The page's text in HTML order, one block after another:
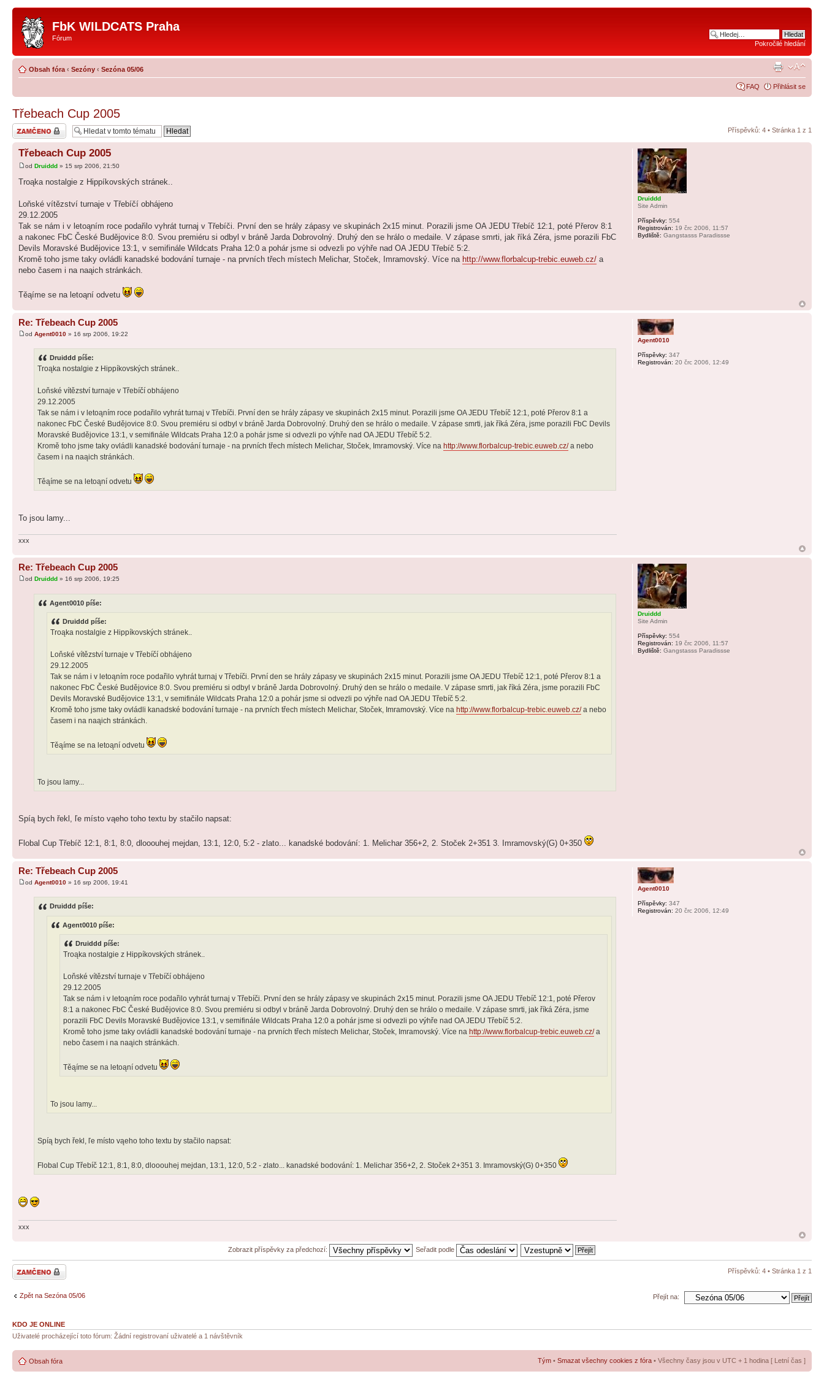
FbK WILDCATS Praha
Fórum
Pokročilé hledání
Obsah fóra ‹ Sezóny ‹ Sezóna 05/06
FAQ Přihlásit se
Třebeach Cup 2005
Téma uzamknuto Příspěvků: 4 • Stránka 1 z 1
Třebeach Cup 2005
od Druiddd » 15 srp 2006, 21:50
Troąka nostalgie z Hippíkovských stránek..
Loňské vítězství turnaje v Třebíčí obhájeno
29.12.2005
Tak se nám i v letoąním roce podařilo vyhrát turnaj v Třebíči. První den se hrály zápasy ve skupinách 2x15 minut. Porazili jsme OA JEDU Třebíč 12:1, poté Přerov 8:1
a nakonec FbC České Budějovice 8:0. Svou premiéru si odbyl v bráně Jarda Dobrovolný. Druhý den se hrálo o medaile. V zápase smrti, jak říká Zéra, jsme porazili FbC
Devils Moravské Budějovice 13:1, v semifinále Wildcats Praha 12:0 a pohár jsme si odvezli po výhře nad OA JEDU Třebíč 5:2.
Kromě toho jsme taky ovládli kanadské bodování turnaje - na prvních třech místech Melichar, Stoček, Imramovský. Více na http://www.florbalcup-trebic.euweb.cz/ a
nebo časem i na naąich stránkách.
Těąíme se na letoąní odvetu
Druiddd
Site Admin
Příspěvky: 554
Registrován: 19 črc 2006, 11:57
Bydliště: Gangstasss Paradissse
Re: Třebeach Cup 2005
od Agent0010 » 16 srp 2006, 19:22
Druiddd píše:
Troąka nostalgie z Hippíkovských stránek..
Loňské vítězství turnaje v Třebíčí obhájeno
29.12.2005
Tak se nám i v letoąním roce podařilo vyhrát turnaj v Třebíči. První den se hrály zápasy ve skupinách 2x15 minut. Porazili jsme OA JEDU Třebíč 12:1, poté Přerov 8:1 a
nakonec FbC České Budějovice 8:0. Svou premiéru si odbyl v bráně Jarda Dobrovolný. Druhý den se hrálo o medaile. V zápase smrti, jak říká Zéra, jsme porazili FbC Devils
Moravské Budějovice 13:1, v semifinále Wildcats Praha 12:0 a pohár jsme si odvezli po výhře nad OA JEDU Třebíč 5:2.
Kromě toho jsme taky ovládli kanadské bodování turnaje - na prvních třech místech Melichar, Stoček, Imramovský. Více na http://www.florbalcup-trebic.euweb.cz/a nebo
časem i na naąich stránkách.
Těąíme se na letoąní odvetu
To jsou lamy...
xxx
Agent0010
Příspěvky: 347
Registrován: 20 črc 2006, 12:49
Re: Třebeach Cup 2005
od Druiddd » 16 srp 2006, 19:25
Agent0010 píše:
Druiddd píše:
Troąka nostalgie z Hippíkovských stránek..
Loňské vítězství turnaje v Třebíčí obhájeno
29.12.2005
Tak se nám i v letoąním roce podařilo vyhrát turnaj v Třebíči. První den se hrály zápasy ve skupinách 2x15 minut. Porazili jsme OA JEDU Třebíč 12:1, poté Přerov 8:1 a
nakonec FbC České Budějovice 8:0. Svou premiéru si odbyl v bráně Jarda Dobrovolný. Druhý den se hrálo o medaile. V zápase smrti, jak říká Zéra, jsme porazili FbC
Devils Moravské Budějovice 13:1, v semifinále Wildcats Praha 12:0 a pohár jsme si odvezli po výhře nad OA JEDU Třebíč 5:2.
Kromě toho jsme taky ovládli kanadské bodování turnaje - na prvních třech místech Melichar, Stoček, Imramovský. Více na http://www.florbalcup-trebic.euweb.cz/a nebo
časem i na naąich stránkách.
Těąíme se na letoąní odvetu
To jsou lamy...
Spíą bych řekl, ľe místo vąeho toho textu by stačilo napsat:
Flobal Cup Třebíč 12:1, 8:1, 8:0, dlooouhej mejdan, 13:1, 12:0, 5:2 - zlato... kanadské bodování: 1. Melichar 356+2, 2. Stoček 2+351 3. Imramovský(G) 0+350
Druiddd
Site Admin
Příspěvky: 554
Registrován: 19 črc 2006, 11:57
Bydliště: Gangstasss Paradissse
Re: Třebeach Cup 2005
od Agent0010 » 16 srp 2006, 19:41
Druiddd píše:
Agent0010 píše:
Druiddd píše:
Troąka nostalgie z Hippíkovských stránek..
Loňské vítězství turnaje v Třebíčí obhájeno
29.12.2005
Tak se nám i v letoąním roce podařilo vyhrát turnaj v Třebíči. První den se hrály zápasy ve skupinách 2x15 minut. Porazili jsme OA JEDU Třebíč 12:1, poté Přerov
8:1 a nakonec FbC České Budějovice 8:0. Svou premiéru si odbyl v bráně Jarda Dobrovolný. Druhý den se hrálo o medaile. V zápase smrti, jak říká Zéra, jsme
porazili FbC Devils Moravské Budějovice 13:1, v semifinále Wildcats Praha 12:0 a pohár jsme si odvezli po výhře nad OA JEDU Třebíč 5:2.
Kromě toho jsme taky ovládli kanadské bodování turnaje - na prvních třech místech Melichar, Stoček, Imramovský. Více na http://www.florbalcup-trebic.euweb.cz/a
nebo časem i na naąich stránkách.
Těąíme se na letoąní odvetu
To jsou lamy...
Spíą bych řekl, ľe místo vąeho toho textu by stačilo napsat:
Flobal Cup Třebíč 12:1, 8:1, 8:0, dlooouhej mejdan, 13:1, 12:0, 5:2 - zlato... kanadské bodování: 1. Melichar 356+2, 2. Stoček 2+351 3. Imramovský(G) 0+350
xxx
Agent0010
Příspěvky: 347
Registrován: 20 črc 2006, 12:49
Zobrazit příspěvky za předchozí: Seřadit podle
Téma uzamknuto Příspěvků: 4 • Stránka 1 z 1
Zpět na Sezóna 05/06 Přejít na:
KDO JE ONLINE
Uživatelé procházející toto fórum: Žádní registrovaní uživatelé a 1 návštěvník
Obsah fóra Tým • Smazat všechny cookies z fóra • Všechny časy jsou v UTC + 1 hodina [ Letní čas ]